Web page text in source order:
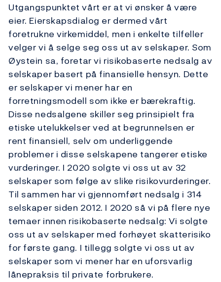
Utgangspunktet vårt er at vi ønsker å være
eier. Eierskapsdialog er dermed vårt
foretrukne virkemiddel, men i enkelte tilfeller
velger vi å selge seg oss ut av selskaper. Som
Øystein sa, foretar vi risikobaserte nedsalg av
selskaper basert på finansielle hensyn. Dette
er selskaper vi mener har en
forretningsmodell som ikke er bærekraftig.
Disse nedsalgene skiller seg prinsipielt fra
etiske utelukkelser ved at begrunnelsen er
rent finansiell, selv om underliggende
problemer i disse selskapene tangerer etiske
vurderinger. I 2020 solgte vi oss ut av 32
selskaper som følge av slike risikovurderinger.
Til sammen har vi gjennomført nedsalg i 314
selskaper siden 2012. I 2020 så vi på flere nye
temaer innen risikobaserte nedsalg: Vi solgte
oss ut av selskaper med forhøyet skatterisiko
for første gang. I tillegg solgte vi oss ut av
selskaper som vi mener har en uforsvarlig
lånepraksis til private forbrukere.